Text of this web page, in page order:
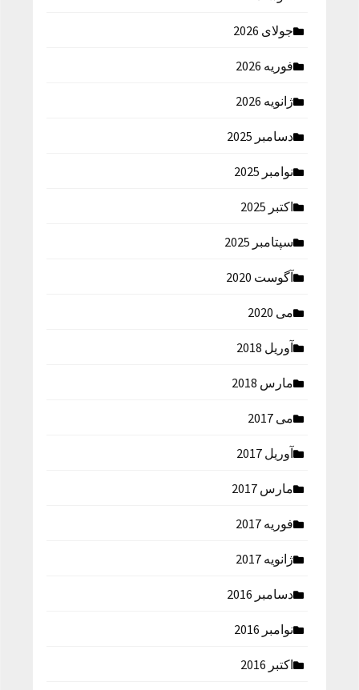
جولای 2026
فوریه 2026
ژانویه 2026
دسامبر 2025
نوامبر 2025
اکتبر 2025
سپتامبر 2025
آگوست 2020
می 2020
آوریل 2018
مارس 2018
می 2017
آوریل 2017
مارس 2017
فوریه 2017
ژانویه 2017
دسامبر 2016
نوامبر 2016
اکتبر 2016